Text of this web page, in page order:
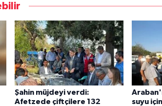
Şahin müjdeyi verdi:
Afetzede çiftçilere 132
suyu